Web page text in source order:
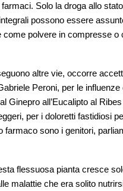
Solo la droga allo
possono essere
polvere in compresse o
altre vie, occorre
Peroni, per le
Ginepro all’Eucalipto al
per i doloretti fastidiosi
sono i genitori,
flessuosa pianta cresce
malattie che era solito